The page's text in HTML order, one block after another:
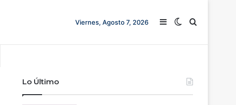
Viernes, Agosto 7, 2026 Barra lateral
Switch skin
Buscar
Lo Último